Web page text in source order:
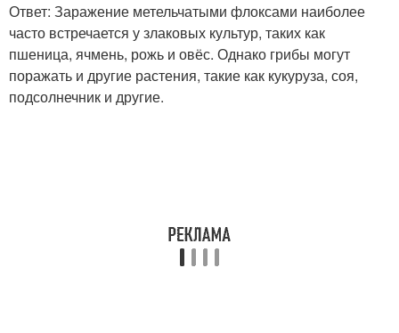
Ответ: Заражение метельчатыми флоксами наиболее
часто встречается у злаковых культур, таких как
пшеница, ячмень, рожь и овёс. Однако грибы могут
поражать и другие растения, такие как кукуруза, соя,
подсолнечник и другие.